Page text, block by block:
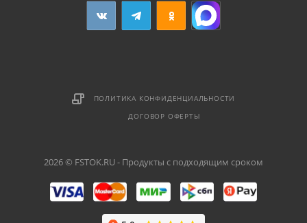
ПОЛИТИКА КОНФИДЕНЦИАЛЬНОСТИ
ДОГОВОР ОФЕРТЫ
2026 © FSTOK.RU - Продукты с подходящим сроком